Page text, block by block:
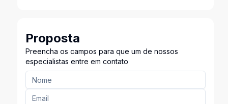
Proposta
Preencha os campos para que um de nossos
especialistas entre em contato